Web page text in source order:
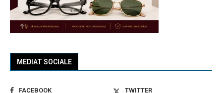
MEDIAT SOCIALE
FACEBOOK
TWITTER